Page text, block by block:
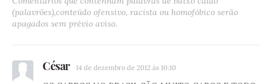
(palavrões),conteúdo ofensivo, racista ou homofóbico serão
apagados sem prévio aviso.
César 14 de dezembro de 2012 às 10:10